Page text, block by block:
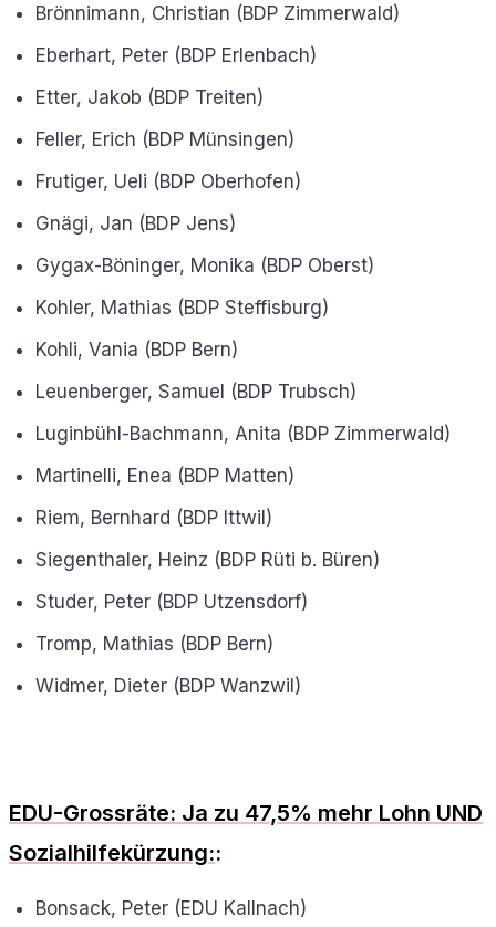
Brönnimann, Christian (BDP Zimmerwald)
Eberhart, Peter (BDP Erlenbach)
Etter, Jakob (BDP Treiten)
Feller, Erich (BDP Münsingen)
Frutiger, Ueli (BDP Oberhofen)
Gnägi, Jan (BDP Jens)
Gygax-Böninger, Monika (BDP Oberst)
Kohler, Mathias (BDP Steffisburg)
Kohli, Vania (BDP Bern)
Leuenberger, Samuel (BDP Trubsch)
Luginbühl-Bachmann, Anita (BDP Zimmerwald)
Martinelli, Enea (BDP Matten)
Riem, Bernhard (BDP Ittwil)
Siegenthaler, Heinz (BDP Rüti b. Büren)
Studer, Peter (BDP Utzensdorf)
Tromp, Mathias (BDP Bern)
Widmer, Dieter (BDP Wanzwil)
EDU-Grossräte: Ja zu 47,5% mehr Lohn UND
Sozialhilfekürzung::
Bonsack, Peter (EDU Kallnach)